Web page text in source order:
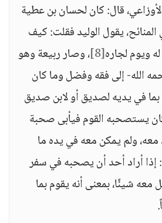
قال: كان لحسان بن عطية
يقول الوليد فقلت: كيف
ويوم لجاره[8] ، وصار ربيعة وهو
الله- إلى فقه وفضل وما كان
في يديه لصديق أو لابن صديق
يستصحبه القوم فيأبى صحبة
معه، ولم يمكن معه في يده ما
إذا أراد أحد أن يصحبه في سفر
شيئًا، بمعنى أنه يقوم بما